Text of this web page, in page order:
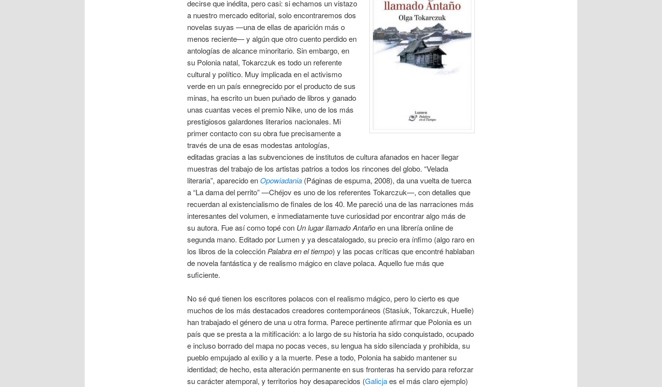
decirse que inédita, pero casi: si echamos un vistazo
a nuestro mercado editorial, solo encontraremos dos
novelas suyas —una de ellas de aparición más o
menos reciente— y algún que otro cuento perdido en
antologías de alcance minoritario. Sin embargo, en
su Polonia natal, Tokarczuk es todo un referente
cultural y político. Muy implicada en el activismo
verde en un país ennegrecido por el producto de sus
minas, ha escrito un buen puñado de libros y ganado
unas cuantas veces el premio Nike, uno de los más
prestigiosos galardones literarios nacionales. Mi
primer contacto con su obra fue precisamente a
través de una de esas modestas antologías,
editadas gracias a las subvenciones de institutos de cultura afanados en hacer llegar
muestras del trabajo de los artistas patrios a todos los rincones del globo. “Velada
literaria”, aparecido enOpowiadania(Páginas de espuma, 2008), da una vuelta de tuerca
a “La dama del perrito” —Chéjov es uno de los referentes Tokarczuk—, con detalles que
recuerdan al existencialismo de finales de los 40. Me pareció una de las narraciones más
interesantes del volumen, e inmediatamente tuve curiosidad por encontrar algo más de
su autora. Fue así como topé con Un lugar llamado Antañoen una librería online de
segunda mano. Editado por Lumen y ya descatalogado, su precio era ínfimo (algo raro en
los libros de la colección Palabra en el tiempo) y las pocas críticas que encontré hablaban
de novela fantástica y de realismo mágico en clave polaca. Aquello fue más que
suficiente.
No sé qué tienen los escritores polacos con el realismo mágico, pero lo cierto es que
muchos de los más destacados creadores contemporáneos (Stasiuk, Tokarczuk, Huelle)
han trabajado el género de una u otra forma. Parece pertinente afirmar que Polonia es un
país que se presta a la mitificación: a lo largo de su historia ha sido conquistado, ocupado
e incluso borrado del mapa no pocas veces, su lengua ha sido silenciada y prohibida, su
pueblo empujado al exilio y a la muerte. Pese a todo, Polonia ha sabido mantener su
identidad; de hecho, esta alteración permanente en sus fronteras ha servido para reforzar
su carácter atemporal, y territorios hoy desaparecidos (Galicjaes el más claro ejemplo)